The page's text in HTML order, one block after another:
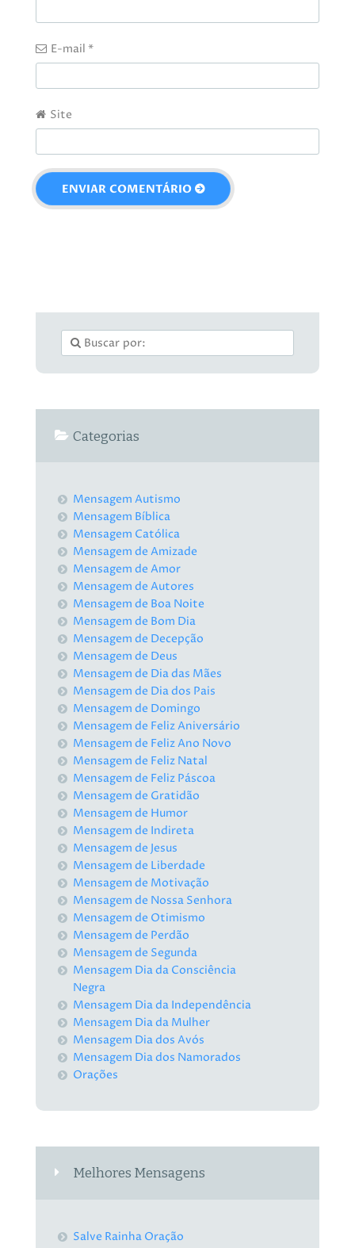
E-mail *
Site
Categorias
Mensagem Autismo
Mensagem Bíblica
Mensagem Católica
Mensagem de Amizade
Mensagem de Amor
Mensagem de Autores
Mensagem de Boa Noite
Mensagem de Bom Dia
Mensagem de Decepção
Mensagem de Deus
Mensagem de Dia das Mães
Mensagem de Dia dos Pais
Mensagem de Domingo
Mensagem de Feliz Aniversário
Mensagem de Feliz Ano Novo
Mensagem de Feliz Natal
Mensagem de Feliz Páscoa
Mensagem de Gratidão
Mensagem de Humor
Mensagem de Indireta
Mensagem de Jesus
Mensagem de Liberdade
Mensagem de Motivação
Mensagem de Nossa Senhora
Mensagem de Otimismo
Mensagem de Perdão
Mensagem de Segunda
Mensagem Dia da Consciência
Negra
Mensagem Dia da Independência
Mensagem Dia da Mulher
Mensagem Dia dos Avós
Mensagem Dia dos Namorados
Orações
Melhores Mensagens
Salve Rainha Oração